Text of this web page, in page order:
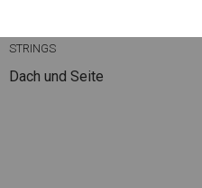
STRINGS
Dach und Seite